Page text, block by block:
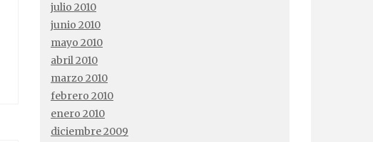
julio 2010
junio 2010
mayo 2010
abril 2010
marzo 2010
febrero 2010
enero 2010
diciembre 2009